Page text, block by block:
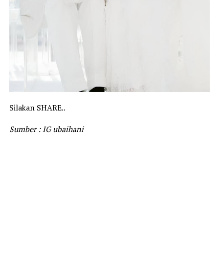
Silakan SHARE..
Sumber : IG ubaihani